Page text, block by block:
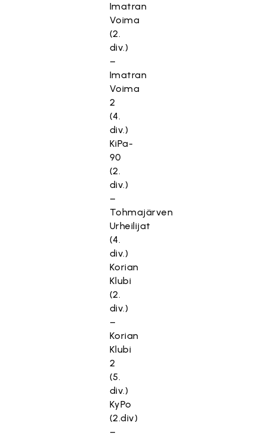
Imatran
Voima
(2.
div.)
–
Imatran
Voima
2
(4.
div.)
KiPa-
90
(2.
div.)
–
Tohmajärven
Urheilijat
(4.
div.)
Korian
Klubi
(2.
div.)
–
Korian
Klubi
2
(5.
div.)
KyPo
(2.div)
–